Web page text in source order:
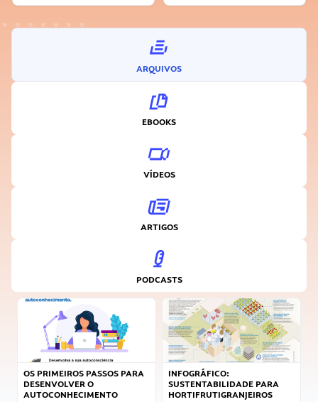
ARQUIVOS
EBOOKS
VÍDEOS
ARTIGOS
PODCASTS
OS PRIMEIROS PASSOS PARA
DESENVOLVER O
AUTOCONHECIMENTO
INFOGRÁFICO:
SUSTENTABILIDADE PARA
HORTIFRUTIGRANJEIROS